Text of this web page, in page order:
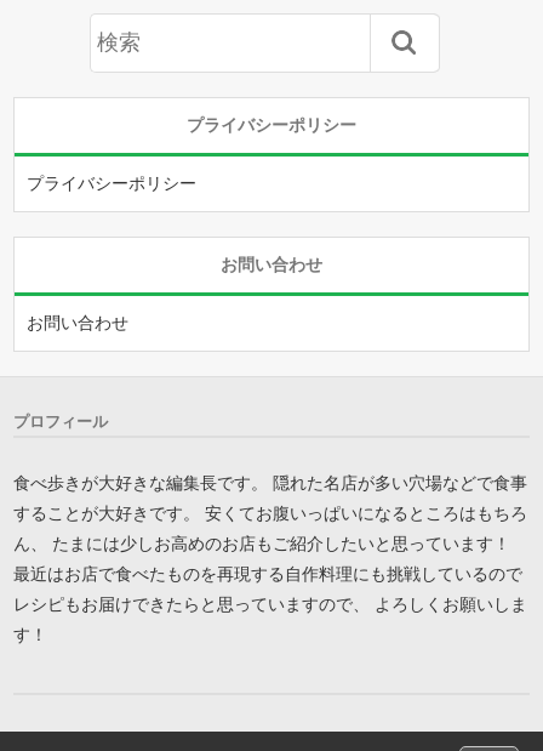
プライバシーポリシー
プライバシーポリシー
お問い合わせ
お問い合わせ
プロフィール
食べ歩きが大好きな編集長です。 隠れた名店が多い穴場などで食事
することが大好きです。 安くてお腹いっぱいになるところはもちろ
ん、 たまには少しお高めのお店もご紹介したいと思っています！
最近はお店で食べたものを再現する自作料理にも挑戦しているので
レシピもお届けできたらと思っていますので、 よろしくお願いしま
す！